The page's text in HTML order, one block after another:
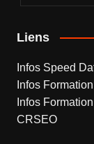
Liens
Infos Speed
Infos
Infos
CRSEO